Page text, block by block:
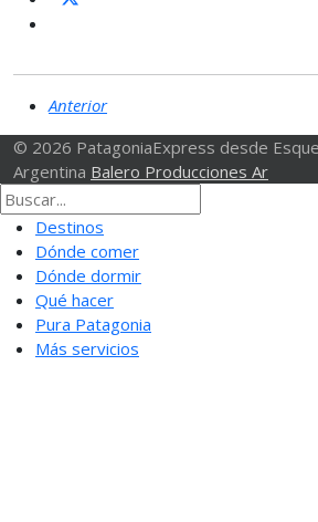
Anterior
© 2026 PatagoniaExpress desde
Argentina Balero Producciones Ar
Destinos
Dónde comer
Dónde dormir
Qué hacer
Pura Patagonia
Más servicios